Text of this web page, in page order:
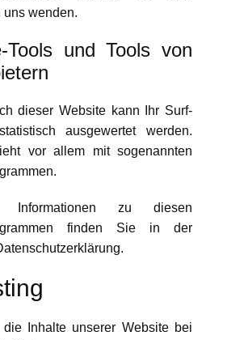
uns wenden.
Tools und Tools von
dieser Website kann Ihr Surf-
ausgewertet werden.
vor allem mit sogenannten
Informationen zu diesen
finden Sie in der
Inhalte unserer Website bei